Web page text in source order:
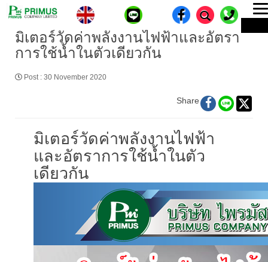
มิเตอร์วัดค่าพลังงานไฟฟ้าและอัตรา
การใช้น้ำในตัวเดียวกัน
Post: 30 November 2020
Share
มิเตอร์วัดค่าพลังงานไฟฟ้า
และอัตราการใช้น้ำในตัว
เดียวกัน